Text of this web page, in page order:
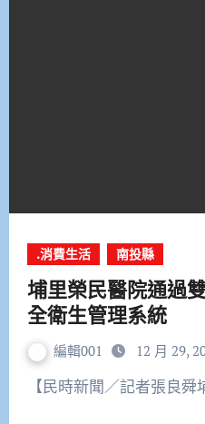
.消費生活 南投縣
埔里榮民醫院通過
全衛生管理系統
編輯001 12 月 29,
【民時新聞／記者張良